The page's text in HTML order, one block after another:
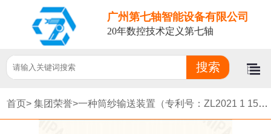
广州第七轴智能设备有限公司
20年数控技术定义第七轴
首页> 集团荣誉>一种筒纱输送装置（专利号：ZL2021 1 1561124.3）